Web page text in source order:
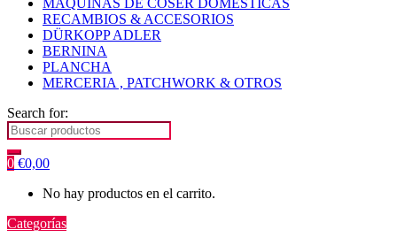
MÁQUINAS DE COSER DOMESTICAS
RECAMBIOS & ACCESORIOS
DÜRKOPP ADLER
BERNINA
PLANCHA
MERCERIA , PATCHWORK & OTROS
Search for:
0 €0,00
No hay productos en el carrito.
Categorías